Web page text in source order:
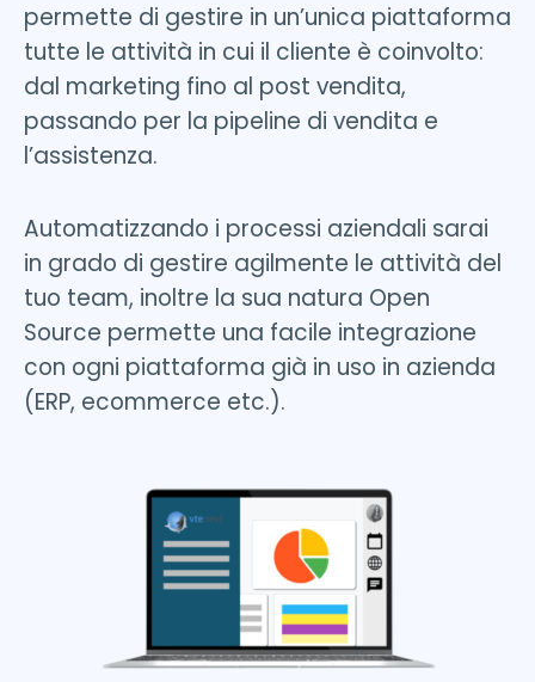
permette di gestire in un’unica piattaforma
tutte le attività in cui il cliente è coinvolto:
dal marketing fino al post vendita,
passando per la pipeline di vendita e
l’assistenza.
Automatizzando i processi aziendali sarai
in grado di gestire agilmente le attività del
tuo team, inoltre la sua natura Open
Source permette una facile integrazione
con ogni piattaforma già in uso in azienda
(ERP, ecommerce etc.).